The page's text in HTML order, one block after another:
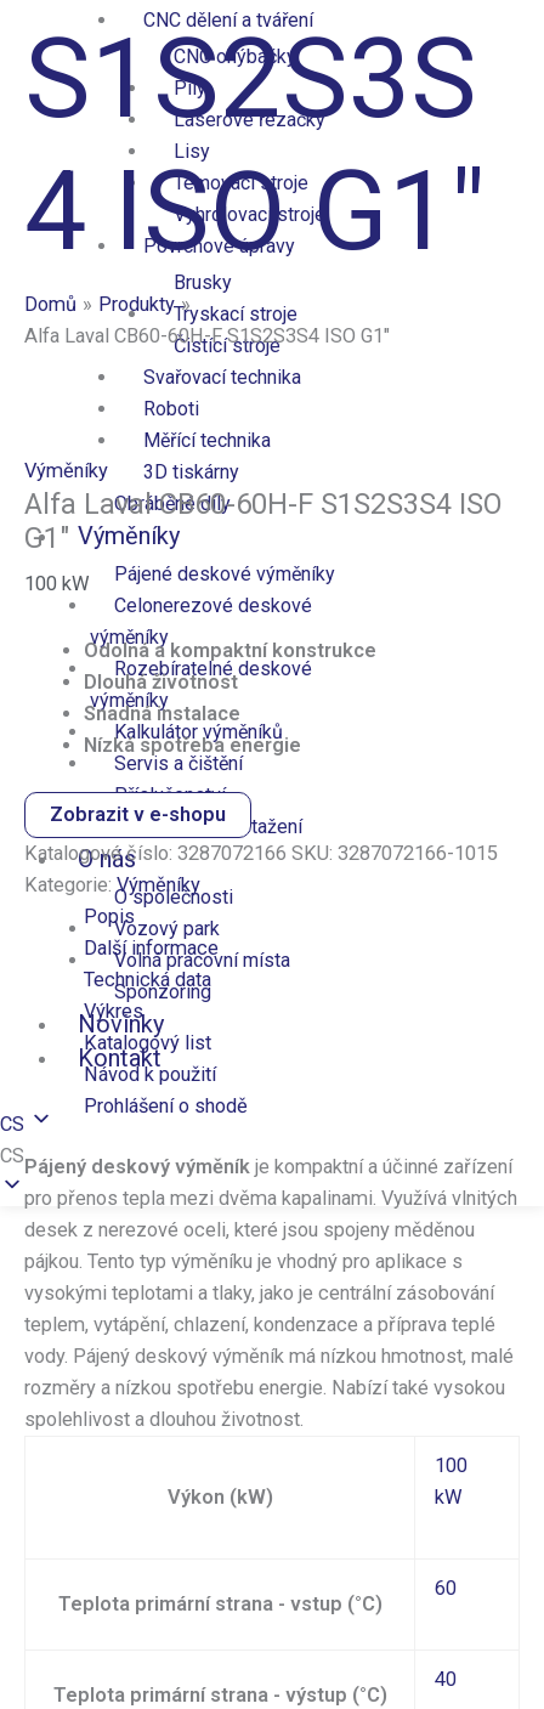
CNC dělení a tváření
CNC ohýbačky
Pily
Laserové řezačky
Lisy
Temovací stroje
Vyhrdlovací stroje
Povrchové úpravy
Brusky
Tryskací stroje
Čistící stroje
Svařovací technika
Roboti
Měřící technika
3D tiskárny
Obráběné díly
Výměníky
Pájené deskové výměníky
Celonerezové deskové​
výměníky
Rozebíratelné deskové
výměníky
Kalkulátor výměníků
Servis a čištění
Příslušenství
Dokumenty ke stažení
O nás
O společnosti
Vozový park
Volná pracovní místa
Sponzoring
Novinky
Kontakt
CS
CS
S1S2S3S
4 ISO G1″
Domů
Produkty
Alfa Laval CB60-60H-F S1S2S3S4 ISO G1″
Výměníky
Alfa Laval CB60-60H-F S1S2S3S4 ISO
G1″
100 kW
Odolná a kompaktní konstrukce
Dlouhá životnost
Snadná instalace
Nízká spotřeba energie
Zobrazit v e-shopu
Katalogové číslo: 3287072166 SKU: 3287072166-1015
Kategorie: Výměníky
Popis
Další informace
Technická data
Výkres
Katalogový list
Návod k použití
Prohlášení o shodě
Pájený deskový výměník je kompaktní a účinné zařízení
pro přenos tepla mezi dvěma kapalinami. Využívá vlnitých
desek z nerezové oceli, které jsou spojeny měděnou
pájkou. Tento typ výměníku je vhodný pro aplikace s
vysokými teplotami a tlaky, jako je centrální zásobování
teplem, vytápění, chlazení, kondenzace a příprava teplé
vody. Pájený deskový výměník má nízkou hmotnost, malé
rozměry a nízkou spotřebu energie. Nabízí také vysokou
spolehlivost a dlouhou životnost.
Výkon (kW)
100
kW
Teplota primární strana - vstup (°C)
60
Teplota primární strana - výstup (°C)
40